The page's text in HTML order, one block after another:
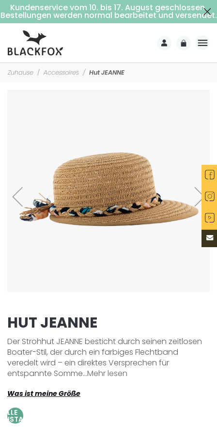
Kostenlose Lieferung ab 69€ Einkaufswert (Nach Hause mit Unterschrift)
Zuhause Accessoires Hut JEANNE
HUT JEANNE
Der Strohhut JEANNE besticht durch seinen zeitlosen
Boater-Stil, der durch ein farbiges Flechtband
veredelt wird – ein direktes Versprechen für
entspannte Somme...Mehr lesen
Was ist meine Größe
Kundenservice vom 10. bis 17. August geschlossen.
Bestellungen werden normal bearbeitet und versendet.